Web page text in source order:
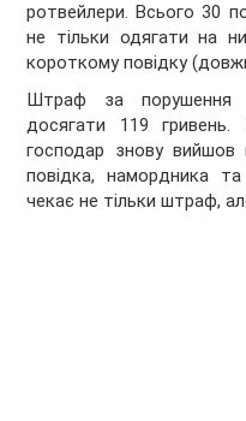
ротвейлери. Всього 30
не тільки одягати на
короткому повідку
Штраф за порушення
досягати 119
господар знову
повідка, намордника
чекає не тільки штраф,